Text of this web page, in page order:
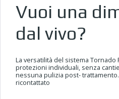
Vuoi una
dal vivo?
La versatilità del sistema
protezioni individuali, senza
nessuna pulizia post-
ricontattato